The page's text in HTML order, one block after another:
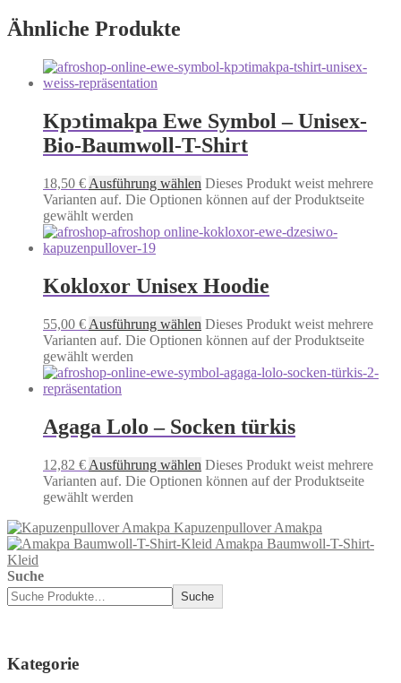
Ähnliche Produkte
Kpͻtimakpa Ewe Symbol – Unisex-
Bio-Baumwoll-T-Shirt
18,50 € Ausführung wählen Dieses Produkt weist mehrere
Varianten auf. Die Optionen können auf der Produktseite
gewählt werden
Kokloxor Unisex Hoodie
55,00 € Ausführung wählen Dieses Produkt weist mehrere
Varianten auf. Die Optionen können auf der Produktseite
gewählt werden
Agaga Lolo – Socken türkis
12,82 € Ausführung wählen Dieses Produkt weist mehrere
Varianten auf. Die Optionen können auf der Produktseite
gewählt werden
Kapuzenpullover Amakpa
Amakpa Baumwoll-T-Shirt-
Kleid
Suche
Suche
Kategorie